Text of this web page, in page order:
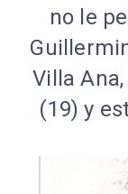
no le
Villa Ana,
(19) y